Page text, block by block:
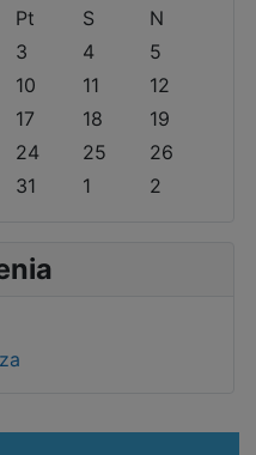
Pt S
N
3 4
5
10 11
12
17 18
19
24 25
26
31 1 2